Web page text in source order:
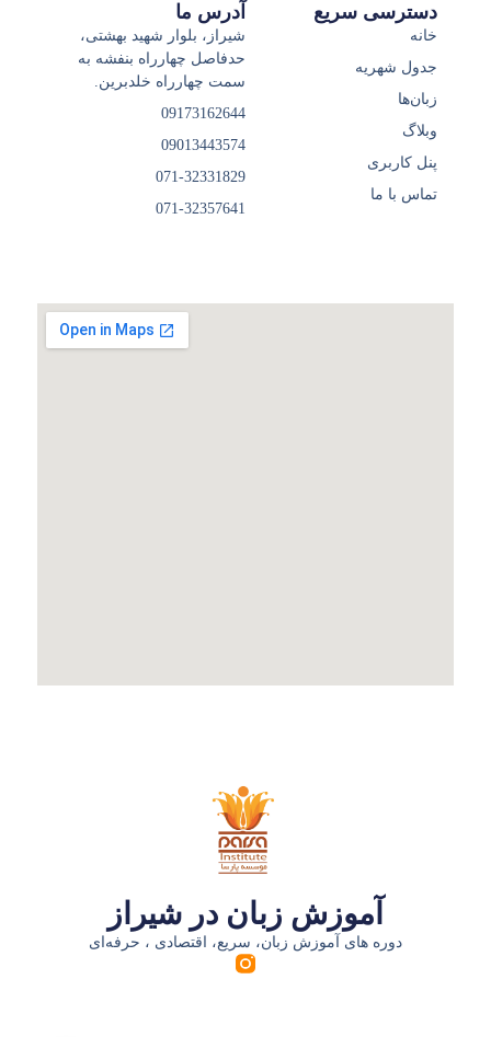
آموزش زبان در شیراز
دوره های آموزش زبان، سریع، اقتصادی ، حرفه‌ای
دسترسی سریع
خانه
جدول شهریه
زبان‌ها
وبلاگ
پنل کاربری
تماس با ما
آدرس ما
شیراز، بلوار شهید بهشتی،
حدفاصل چهارراه بنفشه به
سمت چهارراه خلدبرین.
09173162644
09013443574
071-32331829
071-32357641